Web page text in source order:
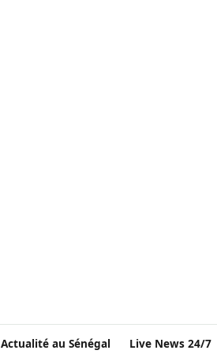
Actualité au Sénégal Live News 24/7